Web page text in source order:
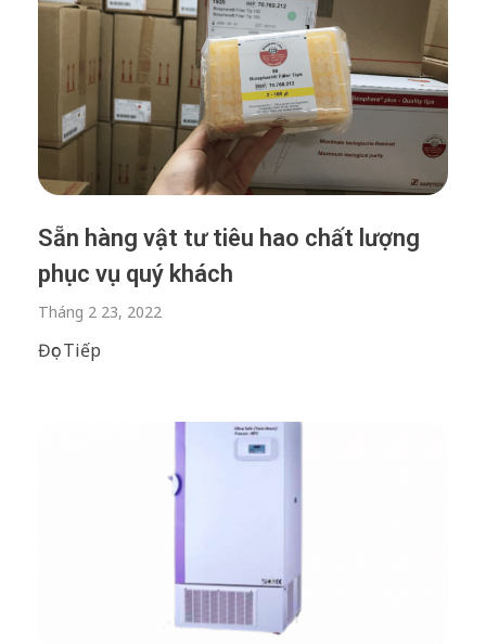
Sẵn hàng vật tư tiêu hao chất lượng
phục vụ quý khách
Tháng 2 23, 2022
Đọc Tiếp